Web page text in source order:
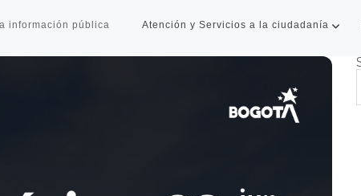
información pública Atención y Servicios a la ciudadanía